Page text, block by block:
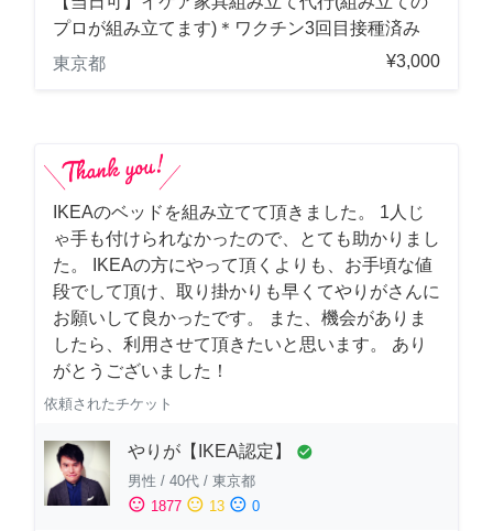
プロが組み立てます)＊ワクチン3回目接種済み
東京都
¥3,000
IKEAのベッドを組み立てて頂きました。 1人じ
ゃ手も付けられなかったので、とても助かりまし
た。 IKEAの方にやって頂くよりも、お手頃な値
段でして頂け、取り掛かりも早くてやりがさんに
お願いして良かったです。 また、機会がありま
したら、利用させて頂きたいと思います。 あり
がとうございました！
依頼されたチケット
やりが【IKEA認定】 check_circle
男性 / 40代 / 東京都
sentiment_satisfied 1877 sentiment_neutral 13 sentiment_dissatisfied 0